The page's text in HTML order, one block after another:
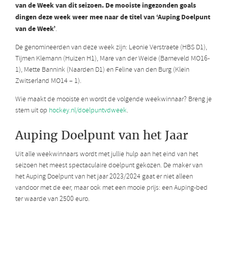
van de Week van dit seizoen. De mooiste ingezonden goals
dingen deze week weer mee naar de titel van ‘Auping Doelpunt
van de Week’.
De genomineerden van deze week zijn: Leonie Verstraete (HBS D1),
Tijmen Klemann (Huizen H1), Mare van der Weide (Barneveld MO16-
1), Mette Bannink (Naarden D1) en Feline van den Burg (Klein
Zwitserland MO14 – 1).
Wie maakt de mooiste en wordt de volgende weekwinnaar? Breng je
stem uit op hockey.nl/doelpuntvdweek.
Auping Doelpunt van het Jaar
Uit alle weekwinnaars wordt met jullie hulp aan het eind van het
seizoen het meest spectaculaire doelpunt gekozen. De maker van
het Auping Doelpunt van het jaar 2023/2024 gaat er niet alleen
vandoor met de eer, maar ook met een mooie prijs: een Auping-bed
ter waarde van 2500 euro.